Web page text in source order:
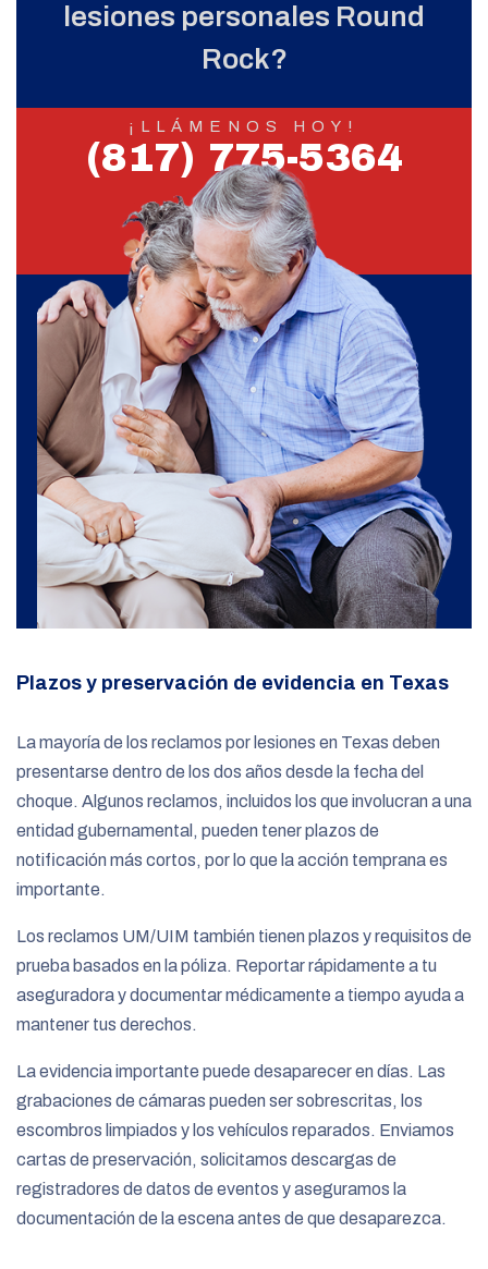
lesiones personales Round
Rock?
¡LLÁMENOS HOY!
(817) 775-5364
Plazos y preservación de evidencia en Texas
La mayoría de los reclamos por lesiones en Texas deben
presentarse dentro de los dos años desde la fecha del
choque. Algunos reclamos, incluidos los que involucran a una
entidad gubernamental, pueden tener plazos de
notificación más cortos, por lo que la acción temprana es
importante.
Los reclamos UM/UIM también tienen plazos y requisitos de
prueba basados en la póliza. Reportar rápidamente a tu
aseguradora y documentar médicamente a tiempo ayuda a
mantener tus derechos.
La evidencia importante puede desaparecer en días. Las
grabaciones de cámaras pueden ser sobrescritas, los
escombros limpiados y los vehículos reparados. Enviamos
cartas de preservación, solicitamos descargas de
registradores de datos de eventos y aseguramos la
documentación de la escena antes de que desaparezca.